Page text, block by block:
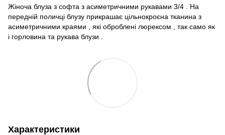
Жіноча блуза з софта з асиметричними рукавами 3/4 . На
передній поличці блузу прикрашає цільнокроєна тканина з
асиметричними краями , які оброблені люрексом , так само як
і горловина та рукава блузи .
Характеристики